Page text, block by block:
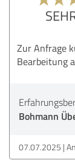
Zur Anfrage
Bearbeitung
Bohmann
07.07.2025